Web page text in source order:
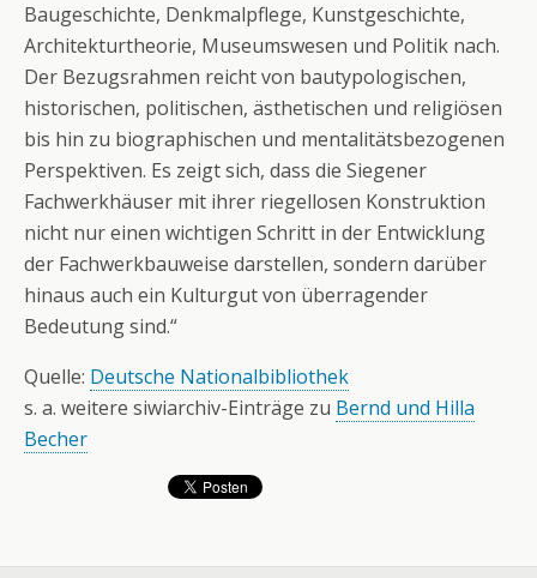
Baugeschichte, Denkmalpflege, Kunstgeschichte,
Architekturtheorie, Museumswesen und Politik nach.
Der Bezugsrahmen reicht von bautypologischen,
historischen, politischen, ästhetischen und religiösen
bis hin zu biographischen und mentalitätsbezogenen
Perspektiven. Es zeigt sich, dass die Siegener
Fachwerkhäuser mit ihrer riegellosen Konstruktion
nicht nur einen wichtigen Schritt in der Entwicklung
der Fachwerkbauweise darstellen, sondern darüber
hinaus auch ein Kulturgut von überragender
Bedeutung sind.“
Quelle: Deutsche Nationalbibliothek
s. a. weitere siwiarchiv-Einträge zu Bernd und Hilla
Becher